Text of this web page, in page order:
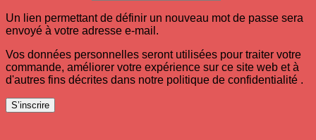
Un lien permettant de définir un nouveau mot de passe sera
envoyé à votre adresse e-mail.
Vos données personnelles seront utilisées pour traiter votre
commande, améliorer votre expérience sur ce site web et à
d'autres fins décrites dans notre politique de confidentialité .
S’inscrire